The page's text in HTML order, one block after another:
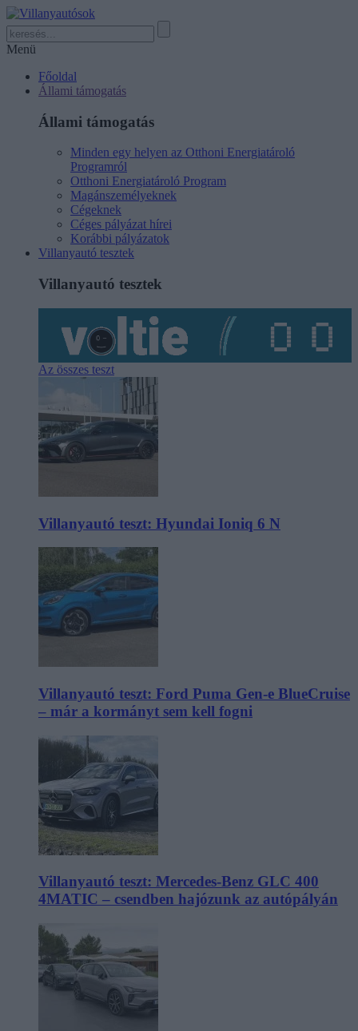
Menü
Főoldal
Állami támogatás
Állami támogatás
Minden egy helyen az Otthoni Energiatároló
Programról
Otthoni Energiatároló Program
Magánszemélyeknek
Cégeknek
Céges pályázat hírei
Korábbi pályázatok
Villanyautó tesztek
Villanyautó tesztek
Az összes teszt
Villanyautó teszt: Hyundai Ioniq 6 N
Villanyautó teszt: Ford Puma Gen-e BlueCruise
– már a kormányt sem kell fogni
Villanyautó teszt: Mercedes-Benz GLC 400
4MATIC – csendben hajózunk az autópályán